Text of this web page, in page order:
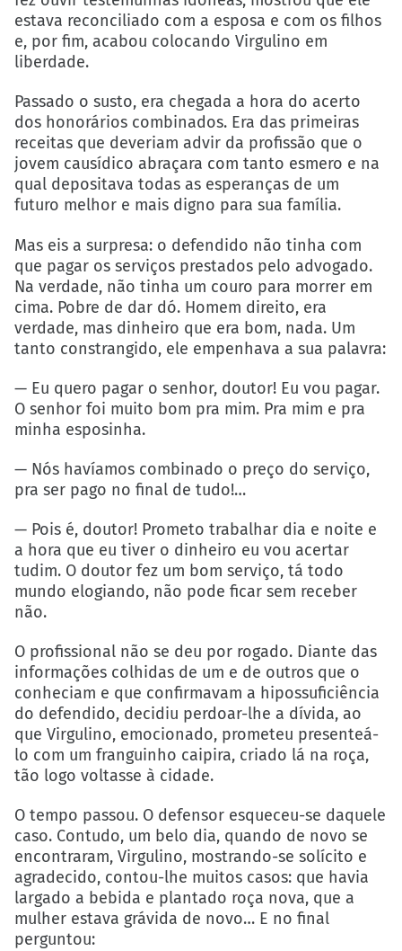
estava reconciliado com a esposa e com os filhos
e, por fim, acabou colocando Virgulino em
liberdade.
Passado o susto, era chegada a hora do acerto
dos honorários combinados. Era das primeiras
receitas que deveriam advir da profissão que o
jovem causídico abraçara com tanto esmero e na
qual depositava todas as esperanças de um
futuro melhor e mais digno para sua família.
Mas eis a surpresa: o defendido não tinha com
que pagar os serviços prestados pelo advogado.
Na verdade, não tinha um couro para morrer em
cima. Pobre de dar dó. Homem direito, era
verdade, mas dinheiro que era bom, nada. Um
tanto constrangido, ele empenhava a sua palavra:
— Eu quero pagar o senhor, doutor! Eu vou pagar.
O senhor foi muito bom pra mim. Pra mim e pra
minha esposinha.
— Nós havíamos combinado o preço do serviço,
pra ser pago no final de tudo!…
— Pois é, doutor! Prometo trabalhar dia e noite e
a hora que eu tiver o dinheiro eu vou acertar
tudim. O doutor fez um bom serviço, tá todo
mundo elogiando, não pode ficar sem receber
não.
O profissional não se deu por rogado. Diante das
informações colhidas de um e de outros que o
conheciam e que confirmavam a hipossuficiência
do defendido, decidiu perdoar-lhe a dívida, ao
que Virgulino, emocionado, prometeu presenteá-
lo com um franguinho caipira, criado lá na roça,
tão logo voltasse à cidade.
O tempo passou. O defensor esqueceu-se daquele
caso. Contudo, um belo dia, quando de novo se
encontraram, Virgulino, mostrando-se solícito e
agradecido, contou-lhe muitos casos: que havia
largado a bebida e plantado roça nova, que a
mulher estava grávida de novo… E no final
perguntou: